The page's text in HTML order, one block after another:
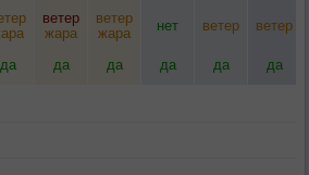
ветер
жара
ветер
жара
нет ветер ветер
да да да да да да